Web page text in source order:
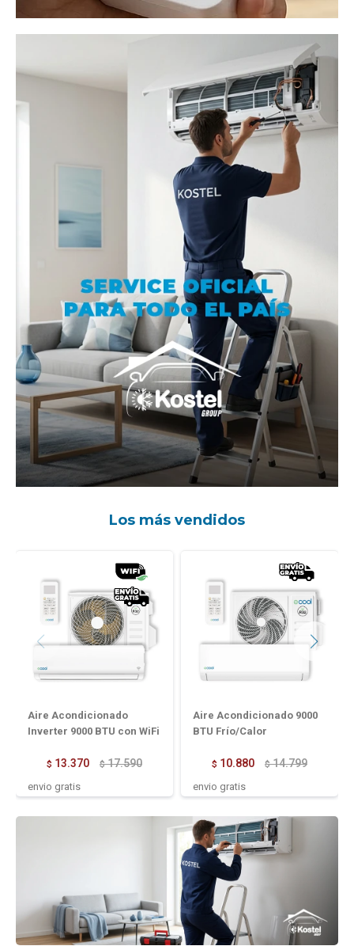
Los más vendidos
Aire Acondicionado
Inverter 9000 BTU con WiFi
$ 13.370 $ 17.590
envio gratis
Aire Acondicionado 9000
BTU Frío/Calor
$ 10.880 $ 14.799
envio gratis